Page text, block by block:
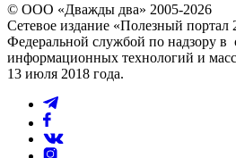
© ООО «Дважды два» 2005-2026
Сетевое издание «Полезный портал
Федеральной службой по надзору в
информационных технологий и
13 июля 2018 года.